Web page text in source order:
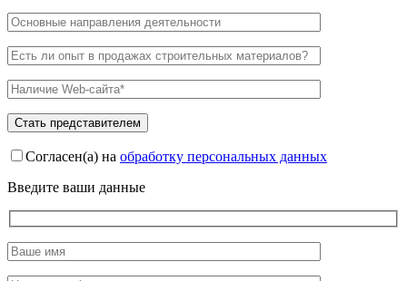
Согласен(а) на обработку персональных данных
Введите ваши данные